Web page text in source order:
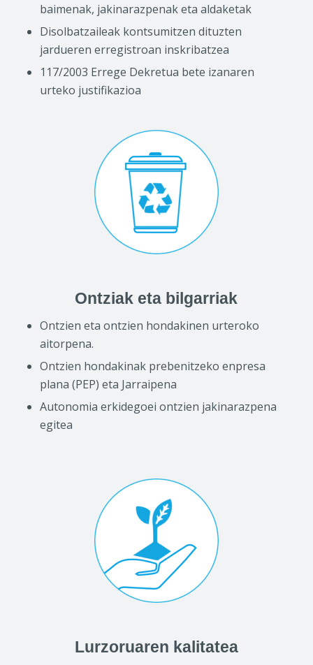
baimenak, jakinarazpenak eta aldaketak
Disolbatzaileak kontsumitzen dituzten
jardueren erregistroan inskribatzea
117/2003 Errege Dekretua bete izanaren
urteko justifikazioa
Ontziak eta bilgarriak
Ontzien eta ontzien hondakinen urteroko
aitorpena.
Ontzien hondakinak prebenitzeko enpresa
plana (PEP) eta Jarraipena
Autonomia erkidegoei ontzien jakinarazpena
egitea
Lurzoruaren kalitatea